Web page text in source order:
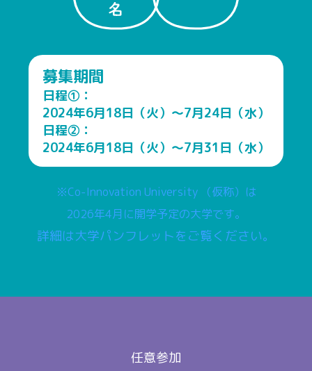
募集期間
日程①：
2024年6月18日（火）〜7月24日（水）
日程②：
2024年6月18日（火）〜7月31日（水）
※Co-Innovation University （仮称）は
2026年4月に開学予定の大学です。
詳細は大学パンフレットをご覧ください。
任意参加